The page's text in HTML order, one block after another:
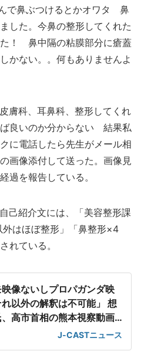
で鼻ぶつけるとかオワタ 鼻
した。今鼻の整形してくれた
！ 鼻中隔の粘膜部分に瘡蓋
かない。。何もありませんよ
膚科、耳鼻科、整形してくれ
良いのか分からない 結果私
に電話したら先生がメール相
画像添付して送った。画像見
過を報告している。
己紹介文には、「美容整形課
はほぼ整形」「鼻整形×4
れている。
映像ないしプロパガンダ映
以外の解釈は不可能」 想
、高市首相の熊本視察動画
J-CASTニュース